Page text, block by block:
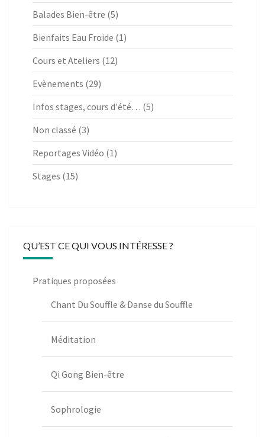
Balades Bien-être (5)
Bienfaits Eau Froide (1)
Cours et Ateliers (12)
Evènements (29)
Infos stages, cours d'été… (5)
Non classé (3)
Reportages Vidéo (1)
Stages (15)
QU’EST CE QUI VOUS INTÉRESSE ?
Pratiques proposées
Chant Du Souffle & Danse du Souffle
Méditation
Qi Gong Bien-être
Sophrologie